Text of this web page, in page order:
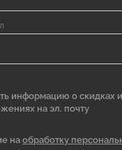
информацию о скидках и
на эл. почту
наобработку